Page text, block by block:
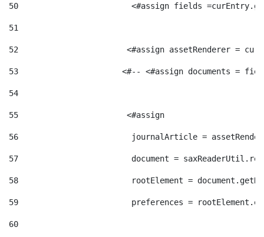
50
<#assign fields
51
52
<#assign assetRenderer =
53
<#-- <#assign documents =
54
55
                       <#assign
56
journalArticle =
57
document =
58
rootElement =
59
preferences =
60